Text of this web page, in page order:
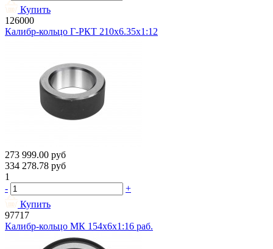
Купить
126000
Калибр-кольцо Г-РКТ 210х6.35х1:12
273 999.00 руб
334 278.78 руб
1
-
+
Купить
97717
Калибр-кольцо МК 154х6х1:16 раб.